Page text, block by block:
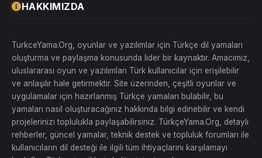
HAKKIMIZDA
TurkceYama.Org, oyunlar ve yazılımlar için Türkçe dil yamaları
oluşturma ve paylaşma konusunda lider bir kaynaktır. Amacımız,
uluslararası oyun ve yazılımları Türk kullanıcılar için erişilebilir
ve anlaşılır hale getirmektir. Site üzerinden, çeşitli oyunlar ve
uygulamalar için hazırlanmış Türkçe yamaları bulabilir, bu
yamaları nasıl oluşturacağınız hakkında bilgi edinebilir ve kendi
projelerinizi toplulukla paylaşabilirsiniz. TürkçeYama.Org, detaylı
rehberler, güncel yamalar, teknik destek ve topluluk forumları ile
kullanıcıların dil desteği ile ilgili tüm ihtiyaçlarını karşılamayı